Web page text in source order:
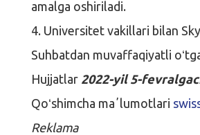
amalga oshiriladi.
4. Universitet vakillari bilan
Suhbatdan muvaffaqiyatli
Hujjatlar 2022-yil 5-
Qoʻshimcha maʼlumotlari
Reklama